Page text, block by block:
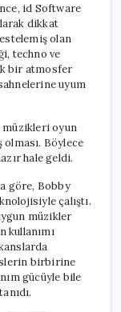
id Software
dikkat
olan
techno ve
bir atmosfer
uyum
müzikleri oyun
Böylece
hale geldi.
göre, Bobby
çalıştı.
müzikler
birbirine
gücüyle bile